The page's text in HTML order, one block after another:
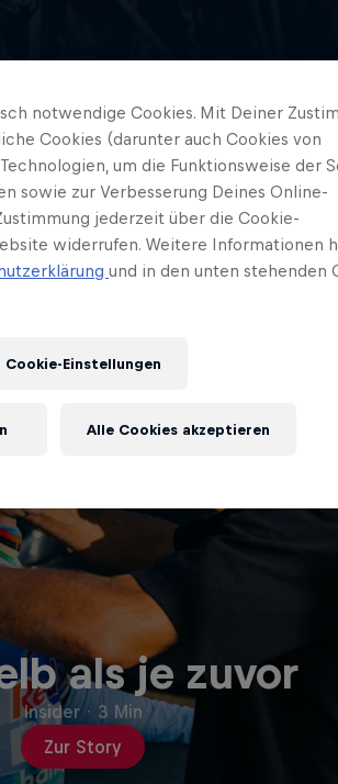
als je zuvor
Zur Story
Insider · 3 Min
notwendige Cookies. Mit Deiner
Cookies (darunter auch Cookies von
um die Funktionsweise der
sowie zur Verbesserung Deines Online-
jederzeit über die Cookie-
widerrufen. Weitere Informationen
und in den unten stehenden
Cookie-Einstellungen
Alle Cookies akzeptieren